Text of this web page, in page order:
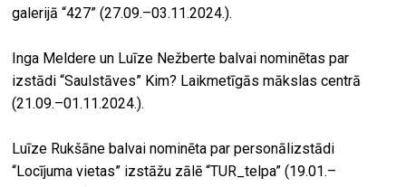
galerijā “427” (27.09.–03.11.2024.).
Inga Meldere un Luīze Nežberte balvai nominētas par
izstādi “Saulstāves” Kim? Laikmetīgās mākslas centrā
(21.09.–01.11.2024.).
Luīze Rukšāne balvai nominēta par personālizstādi
“Locījuma vietas” izstāžu zālē “TUR_telpa” (19.01.–